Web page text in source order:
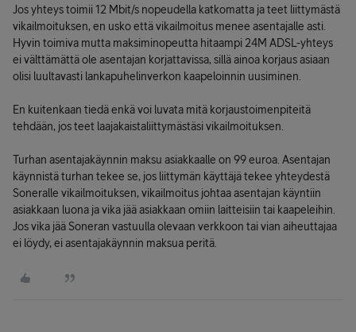
Jos yhteys toimii 12 Mbit/s nopeudella katkomatta ja teet liittymästä
vikailmoituksen, en usko että vikailmoitus menee asentajalle asti.
Hyvin toimiva mutta maksiminopeutta hitaampi 24M ADSL-yhteys
ei välttämättä ole asentajan korjattavissa, sillä ainoa korjaus asiaan
olisi luultavasti lankapuhelinverkon kaapeloinnin uusiminen.
En kuitenkaan tiedä enkä voi luvata mitä korjaustoimenpiteitä
tehdään, jos teet laajakaistaliittymästäsi vikailmoituksen.
Turhan asentajakäynnin maksu asiakkaalle on 99 euroa. Asentajan
käynnistä turhan tekee se, jos liittymän käyttäjä tekee yhteydestä
Soneralle vikailmoituksen, vikailmoitus johtaa asentajan käyntiin
asiakkaan luona ja vika jää asiakkaan omiin laitteisiin tai kaapeleihin.
Jos vika jää Soneran vastuulla olevaan verkkoon tai vian aiheuttajaa
ei löydy, ei asentajakäynnin maksua peritä.